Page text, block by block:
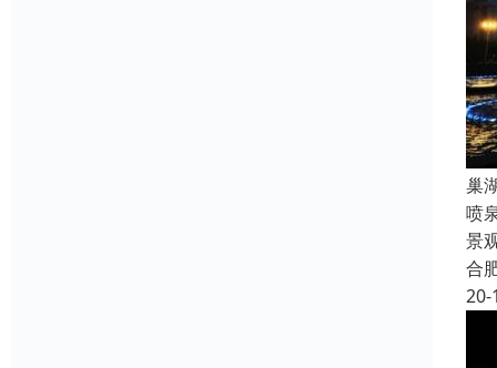
巢
喷
景
合
20-